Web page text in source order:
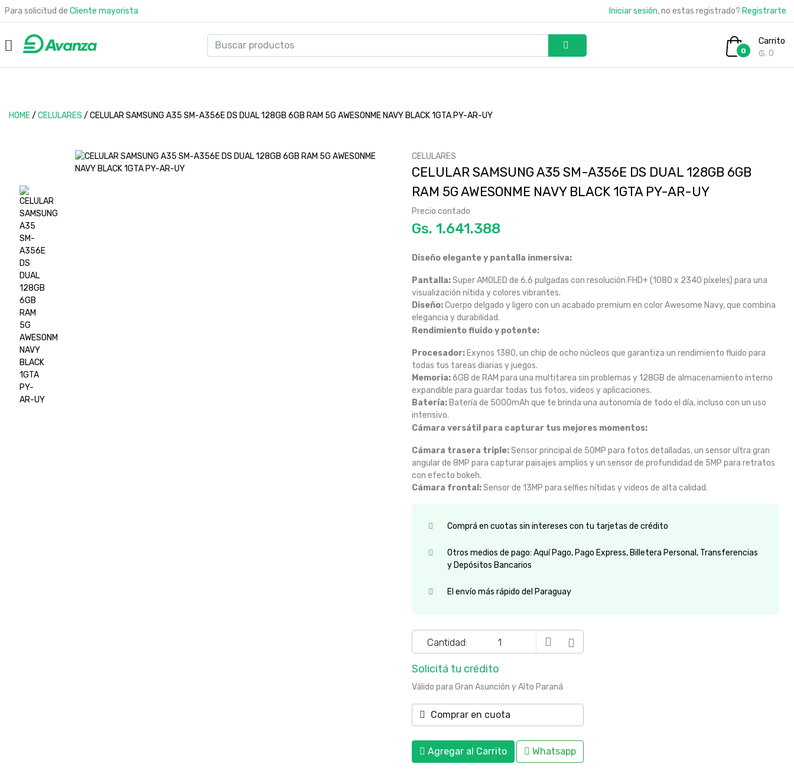
Para solicitud de Cliente mayorista Iniciar sesión, no estas registrado? Registrarte
0
Carrito
₲. 0
HOME/ CELULARES / CELULAR SAMSUNG A35 SM-A356E DS DUAL 128GB 6GB RAM 5G AWESONME NAVY BLACK 1GTA PY-AR-UY
CELULARES
CELULAR SAMSUNG A35 SM-A356E DS DUAL 128GB 6GB
RAM 5G AWESONME NAVY BLACK 1GTA PY-AR-UY
Precio contado
Gs.
Diseño elegante y pantalla inmersiva:
Pantalla:Super AMOLED de 6.6 pulgadas con resolución FHD+ (1080 x 2340 píxeles) para una
visualización nítida y colores vibrantes.
Diseño:Cuerpo delgado y ligero con un acabado premium en color Awesome Navy, que combina
elegancia y durabilidad.
Rendimiento fluido y potente:
Procesador: Exynos 1380, un chip de ocho núcleos que garantiza un rendimiento fluido para
todas tus tareas diarias y juegos.
Memoria:6GB de RAM para una multitarea sin problemas y 128GB de almacenamiento interno
expandible para guardar todas tus fotos, videos y aplicaciones.
Batería: Batería de 5000mAh que te brinda una autonomía de todo el día, incluso con un uso
intensivo.
Cámara versátil para capturar tus mejores momentos:
Cámara trasera triple:Sensor principal de 50MP para fotos detalladas, un sensor ultra gran
angular de 8MP para capturar paisajes amplios y un sensor de profundidad de 5MP para retratos
con efecto bokeh.
Cámara frontal:Sensor de 13MP para selfies nítidas y videos de alta calidad.
Comprá en cuotas sin intereses con tu tarjetas de crédito
Otros medios de pago: Aquí Pago, Pago Express, Billetera Personal, Transferencias
y Depósitos Bancarios
El envío más rápido del Paraguay
Cantidad:
Solicitá tu crédito
Válido para Gran Asunción y Alto Paraná
Comprar en cuota
Agregar al Carrito Whatsapp